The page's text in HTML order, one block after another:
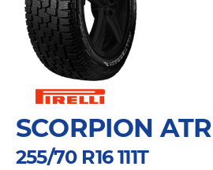
SCORPION ATR
255/70 R16 111T